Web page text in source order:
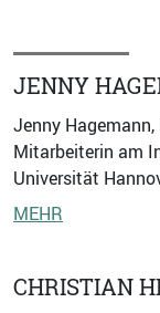
JENNY
Jenny
Mitarbeiterin am
Universität
MEHR
CHRISTIAN